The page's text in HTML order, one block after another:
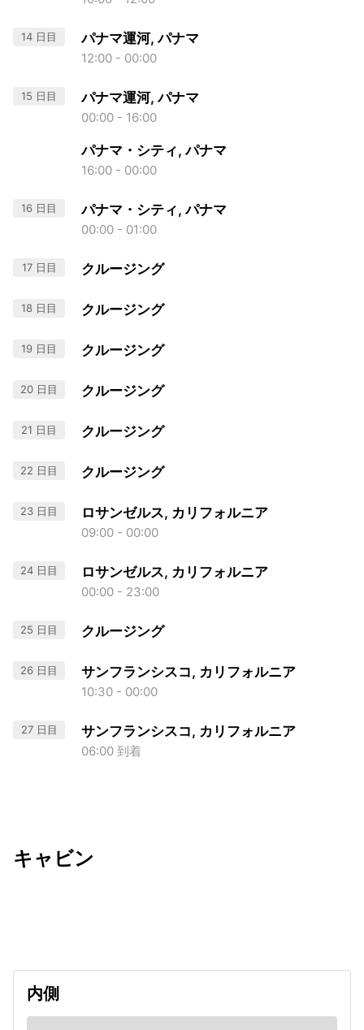
14 日目 パナマ運河, パナマ
12:00 - 00:00
15 日目 パナマ運河, パナマ
00:00 - 16:00
パナマ・シティ, パナマ
16:00 - 00:00
16 日目 パナマ・シティ, パナマ
00:00 - 01:00
17 日目 クルージング
18 日目 クルージング
19 日目 クルージング
20 日目 クルージング
21 日目 クルージング
22 日目 クルージング
23 日目 ロサンゼルス, カリフォルニア
09:00 - 00:00
24 日目 ロサンゼルス, カリフォルニア
00:00 - 23:00
25 日目 クルージング
26 日目 サンフランシスコ, カリフォルニア
10:30 - 00:00
27 日目 サンフランシスコ, カリフォルニア
06:00 到着
キャビン
内側